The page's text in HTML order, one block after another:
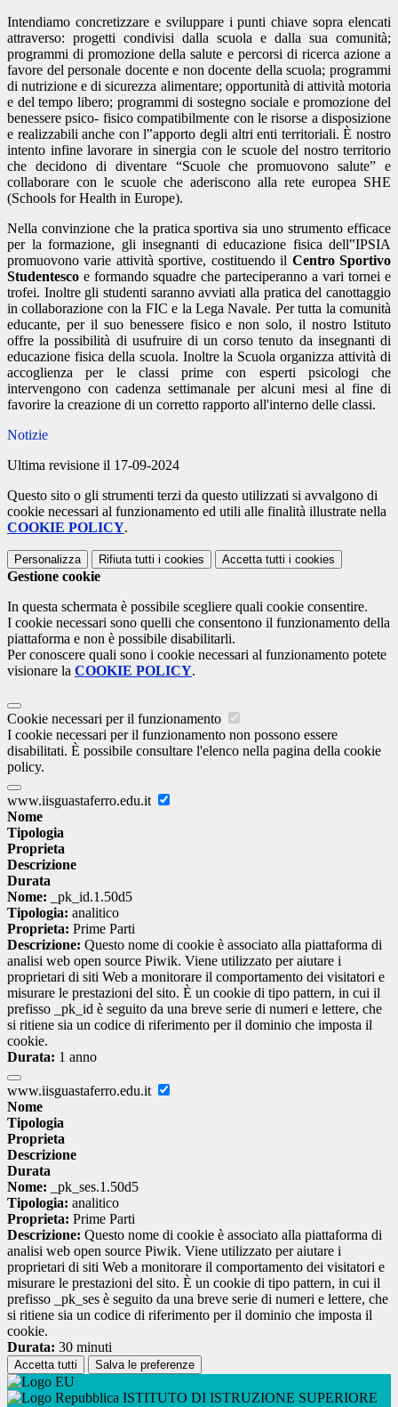
Intendiamo concretizzare e sviluppare i punti chiave sopra elencati
attraverso: progetti condivisi dalla scuola e dalla sua comunità;
programmi di promozione della salute e percorsi di ricerca azione a
favore del personale docente e non docente della scuola; programmi
di nutrizione e di sicurezza alimentare; opportunità di attività motoria
e del tempo libero; programmi di sostegno sociale e promozione del
benessere psico- fisico compatibilmente con le risorse a disposizione
e realizzabili anche con l‟apporto degli altri enti territoriali. È nostro
intento infine lavorare in sinergia con le scuole del nostro territorio
che decidono di diventare “Scuole che promuovono salute” e
collaborare con le scuole che aderiscono alla rete europea SHE
(Schools for Health in Europe).
Nella convinzione che la pratica sportiva sia uno strumento efficace
per la formazione, gli insegnanti di educazione fisica dell‟IPSIA
promuovono varie attività sportive, costituendo il Centro Sportivo
Studentesco e formando squadre che parteciperanno a vari tornei e
trofei. Inoltre gli studenti saranno avviati alla pratica del canottaggio
in collaborazione con la FIC e la Lega Navale. Per tutta la comunità
educante, per il suo benessere fisico e non solo, il nostro Istituto
offre la possibilità di usufruire di un corso tenuto da insegnanti di
educazione fisica della scuola. Inoltre la Scuola organizza attività di
accoglienza per le classi prime con esperti psicologi che
intervengono con cadenza settimanale per alcuni mesi al fine di
favorire la creazione di un corretto rapporto all'interno delle classi.
Notizie
Ultima revisione il 17-09-2024
Questo sito o gli strumenti terzi da questo utilizzati si avvalgono di
cookie necessari al funzionamento ed utili alle finalità illustrate nella
COOKIE POLICY.
Personalizza Rifiuta tutti i cookies Accetta tutti i cookies
Gestione cookie
In questa schermata è possibile scegliere quali cookie consentire.
I cookie necessari sono quelli che consentono il funzionamento della
piattaforma e non è possibile disabilitarli.
Per conoscere quali sono i cookie necessari al funzionamento potete
visionare la COOKIE POLICY.
Cookie necessari per il funzionamento
I cookie necessari per il funzionamento non possono essere
disabilitati. È possibile consultare l'elenco nella pagina della cookie
policy.
www.iisguastaferro.edu.it
Nome
Tipologia
Proprieta
Descrizione
Durata
Nome: _pk_id.1.50d5
Tipologia: analitico
Proprieta: Prime Parti
Descrizione: Questo nome di cookie è associato alla piattaforma di
analisi web open source Piwik. Viene utilizzato per aiutare i
proprietari di siti Web a monitorare il comportamento dei visitatori e
misurare le prestazioni del sito. È un cookie di tipo pattern, in cui il
prefisso _pk_id è seguito da una breve serie di numeri e lettere, che
si ritiene sia un codice di riferimento per il dominio che imposta il
cookie.
Durata: 1 anno
www.iisguastaferro.edu.it
Nome
Tipologia
Proprieta
Descrizione
Durata
Nome: _pk_ses.1.50d5
Tipologia: analitico
Proprieta: Prime Parti
Descrizione: Questo nome di cookie è associato alla piattaforma di
analisi web open source Piwik. Viene utilizzato per aiutare i
proprietari di siti Web a monitorare il comportamento dei visitatori e
misurare le prestazioni del sito. È un cookie di tipo pattern, in cui il
prefisso _pk_ses è seguito da una breve serie di numeri e lettere, che
si ritiene sia un codice di riferimento per il dominio che imposta il
cookie.
Durata: 30 minuti
Accetta tutti Salva le preferenze
ISTITUTO DI ISTRUZIONE SUPERIORE